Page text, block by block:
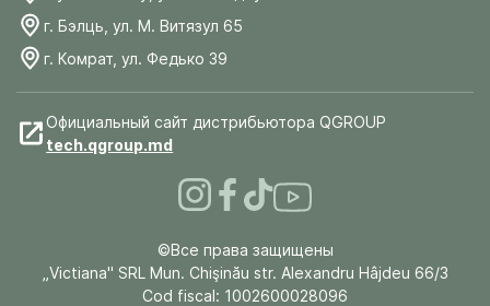
г. Бэлць, ул. М. Витязул 65
г. Комрат, ул. Федько 39
Официальный сайт дистрибьютора QGROUP
tech.qgroup.md
©Все права защищены
„Victiana" SRL Mun. Chişinău str. Alexandru Hâjdeu 66/3
Cod fiscal: 1002600028096